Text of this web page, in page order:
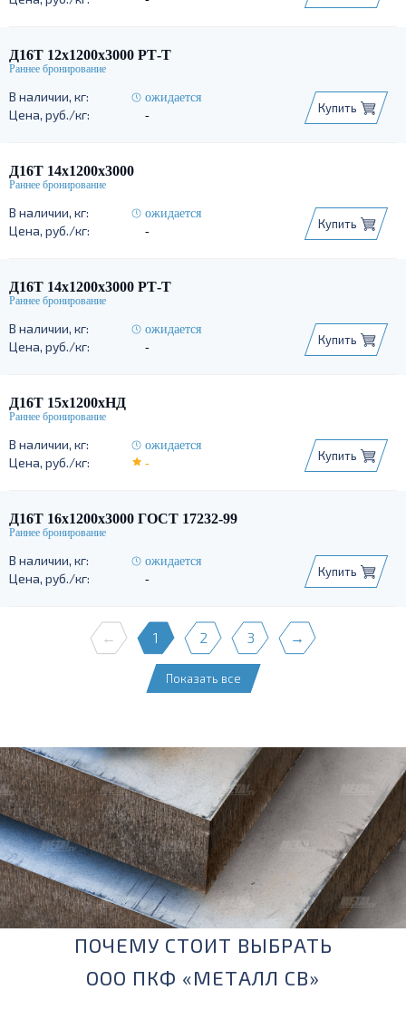
Д16Т 12х1200х3000 РТ-Т
ожидается
-
Купить
Д16Т 14х1200х3000
ожидается
-
Купить
Д16Т 14х1200х3000 РТ-Т
ожидается
-
Купить
Д16Т 15х1200хНД
ожидается
-
Купить
Д16Т 16х1200х3000 ГОСТ 17232-99
ожидается
-
Купить
← 1 2 3 →
Показать все
ПОЧЕМУ СТОИТ ВЫБРАТЬ
ООО ПКФ «МЕТАЛЛ СВ»